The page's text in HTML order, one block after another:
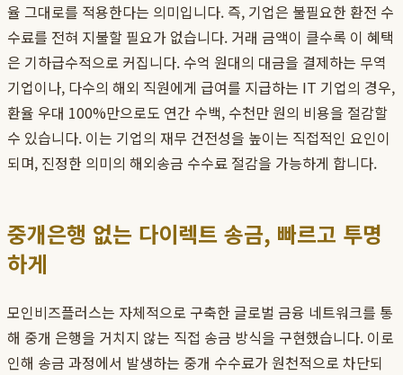
율 그대로를 적용한다는 의미입니다. 즉, 기업은 불필요한 환전 수
수료를 전혀 지불할 필요가 없습니다. 거래 금액이 클수록 이 혜택
은 기하급수적으로 커집니다. 수억 원대의 대금을 결제하는 무역
기업이나, 다수의 해외 직원에게 급여를 지급하는 IT 기업의 경우,
환율 우대 100%만으로도 연간 수백, 수천만 원의 비용을 절감할
수 있습니다. 이는 기업의 재무 건전성을 높이는 직접적인 요인이
되며, 진정한 의미의 해외송금 수수료 절감을 가능하게 합니다.
중개은행 없는 다이렉트 송금, 빠르고 투명
하게
모인비즈플러스는 자체적으로 구축한 글로벌 금융 네트워크를 통
해 중개 은행을 거치지 않는 직접 송금 방식을 구현했습니다. 이로
인해 송금 과정에서 발생하는 중개 수수료가 원천적으로 차단되